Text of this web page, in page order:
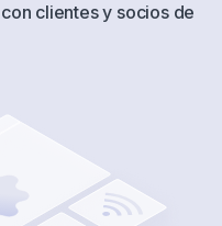
clientes y socios de